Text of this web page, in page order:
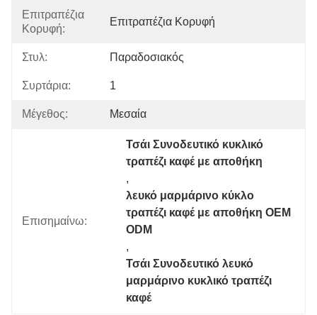
Επιτραπέζια
Κορυφή:
Επιτραπέζια Κορυφή
Στυλ: Παραδοσιακός
Συρτάρια: 1
Μέγεθος: Μεσαία
Επισημαίνω:
Τσάι Συνοδευτικό κυκλικό
τραπέζι καφέ με αποθήκη
,
λευκό μαρμάρινο κύκλο
τραπέζι καφέ με αποθήκη OEM
ODM
,
Τσάι Συνοδευτικό λευκό
μαρμάρινο κυκλικό τραπέζι
καφέ